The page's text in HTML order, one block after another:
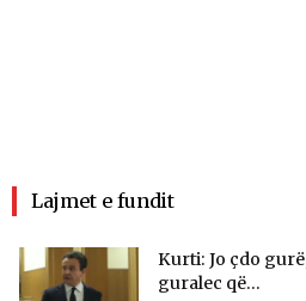
Lajmet e fundit
Kurti: Jo çdo
guralec që...